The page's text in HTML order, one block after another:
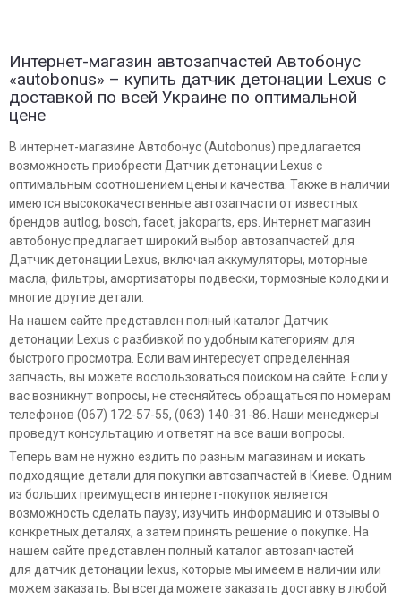
Интернет-магазин автозапчастей Автобонус
«autobonus» – купить датчик детонации Lexus с
доставкой по всей Украине по оптимальной
цене
В интернет-магазине Автобонус (Autobonus) предлагается
возможность приобрести Датчик детонации Lexus с
оптимальным соотношением цены и качества. Также в наличии
имеются высококачественные автозапчасти от известных
брендов autlog, bosch, facet, jakoparts, eps. Интернет магазин
автобонус предлагает широкий выбор автозапчастей для
Датчик детонации Lexus, включая аккумуляторы, моторные
масла, фильтры, амортизаторы подвески, тормозные колодки и
многие другие детали.
На нашем сайте представлен полный каталог Датчик
детонации Lexus с разбивкой по удобным категориям для
быстрого просмотра. Если вам интересует определенная
запчасть, вы можете воспользоваться поиском на сайте. Если у
вас возникнут вопросы, не стесняйтесь обращаться по номерам
телефонов (067) 172-57-55, (063) 140-31-86. Наши менеджеры
проведут консультацию и ответят на все ваши вопросы.
Теперь вам не нужно ездить по разным магазинам и искать
подходящие детали для покупки автозапчастей в Киеве. Одним
из больших преимуществ интернет-покупок является
возможность сделать паузу, изучить информацию и отзывы о
конкретных деталях, а затем принять решение о покупке. На
нашем сайте представлен полный каталог автозапчастей
для датчик детонации lexus, которые мы имеем в наличии или
можем заказать. Вы всегда можете заказать доставку в любой